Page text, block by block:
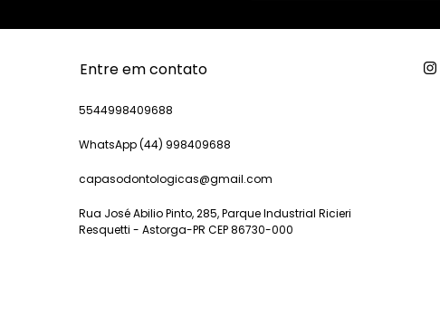
Entre em contato
5544998409688
WhatsApp (44) 998409688
capasodontologicas@gmail.com
Rua José Abilio Pinto, 285, Parque Industrial Ricieri
Resquetti - Astorga-PR CEP 86730-000